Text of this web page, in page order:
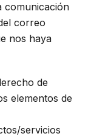
comunicación
correo
nos haya
de
elementos de
servicios